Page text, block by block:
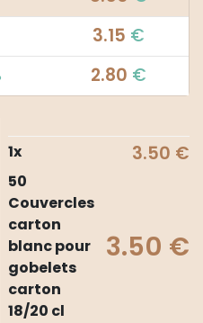
3.15 €
2.80 €
1x 3.50 €
50
Couvercles
carton
blanc pour
gobelets
carton
18/20 cl
3.50 €